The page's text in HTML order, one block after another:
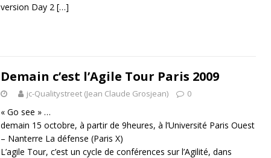
version Day 2 […]
Demain c’est l’Agile Tour Paris 2009
jc-Qualitystreet (Jean Claude Grosjean) 0
« Go see » …
demain 15 octobre, à partir de 9heures, à l’Université Paris Ouest
– Nanterre La défense (Paris X)
L’agile Tour, c’est un cycle de conférences sur l’Agilité, dans